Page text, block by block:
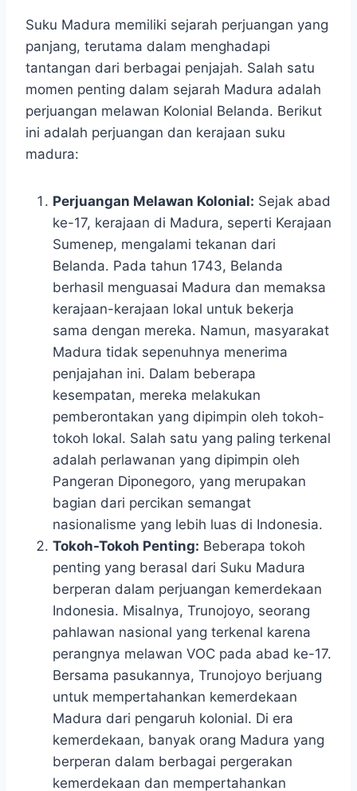
Suku Madura memiliki sejarah perjuangan yang
panjang, terutama dalam menghadapi
tantangan dari berbagai penjajah. Salah satu
momen penting dalam sejarah Madura adalah
perjuangan melawan Kolonial Belanda. Berikut
ini adalah perjuangan dan kerajaan suku
madura:
Perjuangan Melawan Kolonial: Sejak abad
ke-17, kerajaan di Madura, seperti Kerajaan
Sumenep, mengalami tekanan dari
Belanda. Pada tahun 1743, Belanda
berhasil menguasai Madura dan memaksa
kerajaan-kerajaan lokal untuk bekerja
sama dengan mereka. Namun, masyarakat
Madura tidak sepenuhnya menerima
penjajahan ini. Dalam beberapa
kesempatan, mereka melakukan
pemberontakan yang dipimpin oleh tokoh-
tokoh lokal. Salah satu yang paling terkenal
adalah perlawanan yang dipimpin oleh
Pangeran Diponegoro, yang merupakan
bagian dari percikan semangat
nasionalisme yang lebih luas di Indonesia.
Tokoh-Tokoh Penting: Beberapa tokoh
penting yang berasal dari Suku Madura
berperan dalam perjuangan kemerdekaan
Indonesia. Misalnya, Trunojoyo, seorang
pahlawan nasional yang terkenal karena
perangnya melawan VOC pada abad ke-17.
Bersama pasukannya, Trunojoyo berjuang
untuk mempertahankan kemerdekaan
Madura dari pengaruh kolonial. Di era
kemerdekaan, banyak orang Madura yang
berperan dalam berbagai pergerakan
kemerdekaan dan mempertahankan